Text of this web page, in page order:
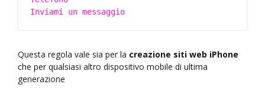
Inviami un messaggio
Questa regola vale sia per la creazione siti web iPhone
che per qualsiasi altro dispositivo mobile di ultima
generazione